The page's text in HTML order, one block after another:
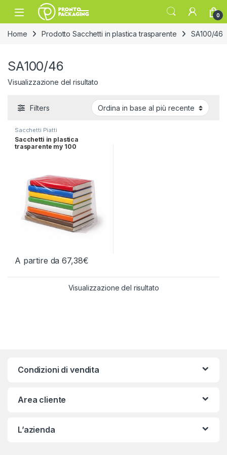
Skip to navigation
Skip to content
Open 0
Home Prodotto Sacchetti in plastica trasparente SA100/46
SA100/46
Visualizzazione del risultato
Filters
Sacchetti Piatti
Sacchetti in plastica
trasparente my 100
A partire da67,38€
Questo prodotto ha più varianti. Le opzioni possono essere
Visualizzazione del risultato
Condizioni di vendita
Area cliente
L’azienda